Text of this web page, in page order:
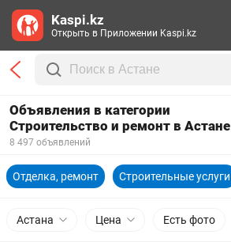
Объявления в категории
Строительство и ремонт в Астане
8 497 объявлений
Отделка, ремонт Строительные услуги
Астана Цена Есть фото
Kaspi.kz
Открыть в Приложении Kaspi.kz